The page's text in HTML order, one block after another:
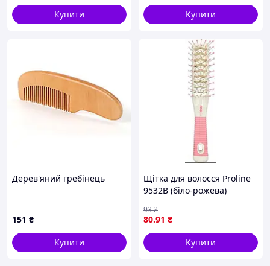
Купити
та сухо
Купити
Дерев'яний гребінець
151 ₴
Купити
Щітка для волосся Proline
9532B (біло-рожева)
мала
80.91 ₴
93₴
Купити